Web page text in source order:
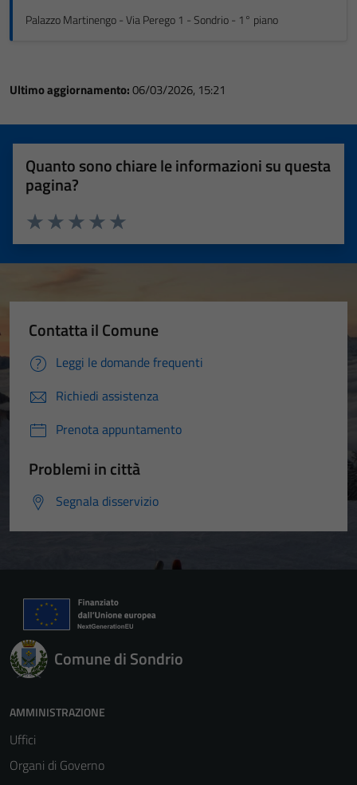
Palazzo Martinengo - Via Perego 1 - Sondrio - 1° piano
Ultimo aggiornamento:06/03/2026, 15:21
Quanto sono chiare le informazioni su questa
pagina?
Valuta 5 stelle su 5
Valuta 4 stelle su 5
Valuta 3 stelle su 5
Valuta 2 stelle su 5
Valuta 1 stelle su 5
Contatta il Comune
Leggi le domande frequenti
Richiedi assistenza
Prenota appuntamento
Problemi in città
Segnala disservizio
Comune di Sondrio
AMMINISTRAZIONE
Uffici
Organi di Governo